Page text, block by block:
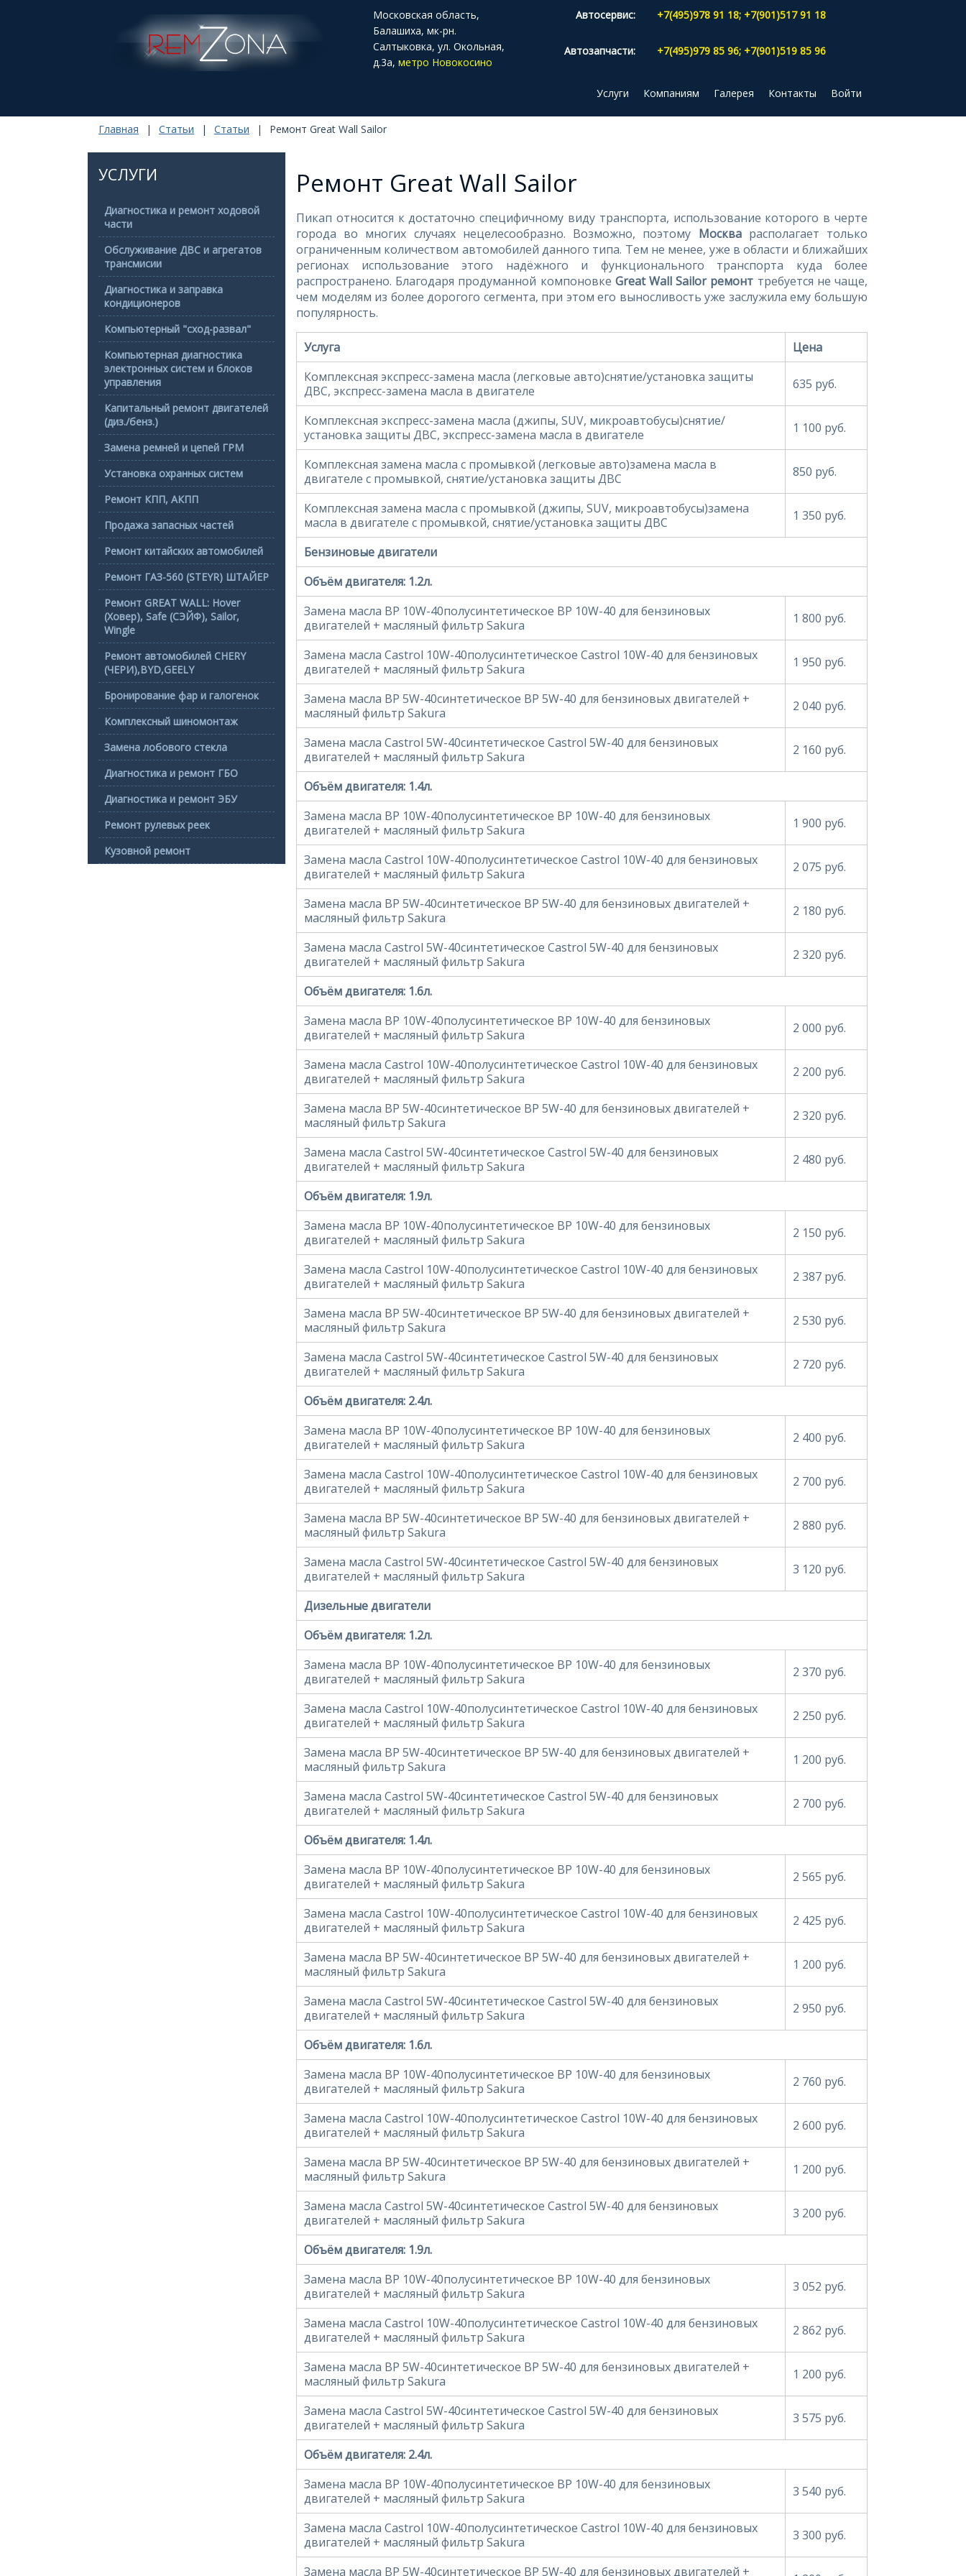
Московская область,
Балашиха, мк-рн.
Салтыковка, ул. Окольная,
д.3а, метро Новокосино
Автосервис: +7(495)978 91 18; +7(901)517 91 18
Автозапчасти: +7(495)979 85 96; +7(901)519 85 96
Услуги Компаниям Галерея Контакты Войти
Главная | Статьи | Статьи | Ремонт Great Wall Sailor
УСЛУГИ
Диагностика и ремонт ходовой
части
Обслуживание ДВС и агрегатов
трансмисии
Диагностика и заправка
кондиционеров
Компьютерный "сход-развал"
Компьютерная диагностика
электронных систем и блоков
управления
Капитальный ремонт двигателей
(диз./бенз.)
Замена ремней и цепей ГРМ
Установка охранных систем
Ремонт КПП, АКПП
Продажа запасных частей
Ремонт китайских автомобилей
Ремонт ГАЗ-560 (STEYR) ШТАЙЕР
Ремонт GREAT WALL: Hover
(Ховер), Safe (СЭЙФ), Sailor,
Wingle
Ремонт автомобилей CHERY
(ЧЕРИ),BYD,GEELY
Бронирование фар и галогенок
Комплексный шиномонтаж
Замена лобового стекла
Диагностика и ремонт ГБО
Диагностика и ремонт ЭБУ
Ремонт рулевых реек
Кузовной ремонт
Ремонт Great Wall Sailor
Пикап относится к достаточно специфичному виду транспорта, использование которого в черте
города во многих случаях нецелесообразно. Возможно, поэтому Москва располагает только
ограниченным количеством автомобилей данного типа. Тем не менее, уже в области и ближайших
регионах использование этого надёжного и функционального транспорта куда более
распространено. Благодаря продуманной компоновке Great Wall Sailor ремонт требуется не чаще,
чем моделям из более дорогого сегмента, при этом его выносливость уже заслужила ему большую
популярность.
Услуга
Цена
Комплексная экспресс-замена масла (легковые авто)снятие/установка защиты
ДВС, экспресс-замена масла в двигателе
635 руб.
Комплексная экспресс-замена масла (джипы, SUV, микроавтобусы)снятие/
установка защиты ДВС, экспресс-замена масла в двигателе
1 100 руб.
Комплексная замена масла с промывкой (легковые авто)замена масла в
двигателе с промывкой, снятие/установка защиты ДВС
850 руб.
Комплексная замена масла с промывкой (джипы, SUV, микроавтобусы)замена
масла в двигателе с промывкой, снятие/установка защиты ДВС
1 350 руб.
Бензиновые двигатели
Объём двигателя: 1.2л.
Замена масла BP 10W-40полусинтетическое BP 10W-40 для бензиновых
двигателей + масляный фильтр Sakura
1 800 руб.
Замена масла Castrol 10W-40полусинтетическое Castrol 10W-40 для бензиновых
двигателей + масляный фильтр Sakura
1 950 руб.
Замена масла BP 5W-40синтетическое BP 5W-40 для бензиновых двигателей +
масляный фильтр Sakura
2 040 руб.
Замена масла Castrol 5W-40синтетическое Castrol 5W-40 для бензиновых
двигателей + масляный фильтр Sakura
2 160 руб.
Объём двигателя: 1.4л.
Замена масла BP 10W-40полусинтетическое BP 10W-40 для бензиновых
двигателей + масляный фильтр Sakura
1 900 руб.
Замена масла Castrol 10W-40полусинтетическое Castrol 10W-40 для бензиновых
двигателей + масляный фильтр Sakura
2 075 руб.
Замена масла BP 5W-40синтетическое BP 5W-40 для бензиновых двигателей +
масляный фильтр Sakura
2 180 руб.
Замена масла Castrol 5W-40синтетическое Castrol 5W-40 для бензиновых
двигателей + масляный фильтр Sakura
2 320 руб.
Объём двигателя: 1.6л.
Замена масла BP 10W-40полусинтетическое BP 10W-40 для бензиновых
двигателей + масляный фильтр Sakura
2 000 руб.
Замена масла Castrol 10W-40полусинтетическое Castrol 10W-40 для бензиновых
двигателей + масляный фильтр Sakura
2 200 руб.
Замена масла BP 5W-40синтетическое BP 5W-40 для бензиновых двигателей +
масляный фильтр Sakura
2 320 руб.
Замена масла Castrol 5W-40синтетическое Castrol 5W-40 для бензиновых
двигателей + масляный фильтр Sakura
2 480 руб.
Объём двигателя: 1.9л.
Замена масла BP 10W-40полусинтетическое BP 10W-40 для бензиновых
двигателей + масляный фильтр Sakura
2 150 руб.
Замена масла Castrol 10W-40полусинтетическое Castrol 10W-40 для бензиновых
двигателей + масляный фильтр Sakura
2 387 руб.
Замена масла BP 5W-40синтетическое BP 5W-40 для бензиновых двигателей +
масляный фильтр Sakura
2 530 руб.
Замена масла Castrol 5W-40синтетическое Castrol 5W-40 для бензиновых
двигателей + масляный фильтр Sakura
2 720 руб.
Объём двигателя: 2.4л.
Замена масла BP 10W-40полусинтетическое BP 10W-40 для бензиновых
двигателей + масляный фильтр Sakura
2 400 руб.
Замена масла Castrol 10W-40полусинтетическое Castrol 10W-40 для бензиновых
двигателей + масляный фильтр Sakura
2 700 руб.
Замена масла BP 5W-40синтетическое BP 5W-40 для бензиновых двигателей +
масляный фильтр Sakura
2 880 руб.
Замена масла Castrol 5W-40синтетическое Castrol 5W-40 для бензиновых
двигателей + масляный фильтр Sakura
3 120 руб.
Дизельные двигатели
Объём двигателя: 1.2л.
Замена масла BP 10W-40полусинтетическое BP 10W-40 для бензиновых
двигателей + масляный фильтр Sakura
2 370 руб.
Замена масла Castrol 10W-40полусинтетическое Castrol 10W-40 для бензиновых
двигателей + масляный фильтр Sakura
2 250 руб.
Замена масла BP 5W-40синтетическое BP 5W-40 для бензиновых двигателей +
масляный фильтр Sakura
1 200 руб.
Замена масла Castrol 5W-40синтетическое Castrol 5W-40 для бензиновых
двигателей + масляный фильтр Sakura
2 700 руб.
Объём двигателя: 1.4л.
Замена масла BP 10W-40полусинтетическое BP 10W-40 для бензиновых
двигателей + масляный фильтр Sakura
2 565 руб.
Замена масла Castrol 10W-40полусинтетическое Castrol 10W-40 для бензиновых
двигателей + масляный фильтр Sakura
2 425 руб.
Замена масла BP 5W-40синтетическое BP 5W-40 для бензиновых двигателей +
масляный фильтр Sakura
1 200 руб.
Замена масла Castrol 5W-40синтетическое Castrol 5W-40 для бензиновых
двигателей + масляный фильтр Sakura
2 950 руб.
Объём двигателя: 1.6л.
Замена масла BP 10W-40полусинтетическое BP 10W-40 для бензиновых
двигателей + масляный фильтр Sakura
2 760 руб.
Замена масла Castrol 10W-40полусинтетическое Castrol 10W-40 для бензиновых
двигателей + масляный фильтр Sakura
2 600 руб.
Замена масла BP 5W-40синтетическое BP 5W-40 для бензиновых двигателей +
масляный фильтр Sakura
1 200 руб.
Замена масла Castrol 5W-40синтетическое Castrol 5W-40 для бензиновых
двигателей + масляный фильтр Sakura
3 200 руб.
Объём двигателя: 1.9л.
Замена масла BP 10W-40полусинтетическое BP 10W-40 для бензиновых
двигателей + масляный фильтр Sakura
3 052 руб.
Замена масла Castrol 10W-40полусинтетическое Castrol 10W-40 для бензиновых
двигателей + масляный фильтр Sakura
2 862 руб.
Замена масла BP 5W-40синтетическое BP 5W-40 для бензиновых двигателей +
масляный фильтр Sakura
1 200 руб.
Замена масла Castrol 5W-40синтетическое Castrol 5W-40 для бензиновых
двигателей + масляный фильтр Sakura
3 575 руб.
Объём двигателя: 2.4л.
Замена масла BP 10W-40полусинтетическое BP 10W-40 для бензиновых
двигателей + масляный фильтр Sakura
3 540 руб.
Замена масла Castrol 10W-40полусинтетическое Castrol 10W-40 для бензиновых
двигателей + масляный фильтр Sakura
3 300 руб.
Замена масла BP 5W-40синтетическое BP 5W-40 для бензиновых двигателей +